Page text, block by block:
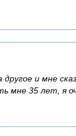
и мне
мне 35 лет, я